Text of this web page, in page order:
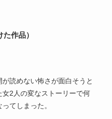
作品）
読めない怖さが面白そうと
2人の変なストーリーで何
てしまった。